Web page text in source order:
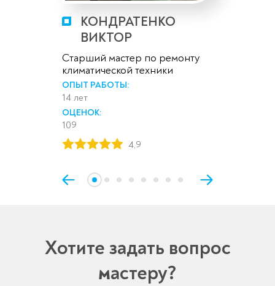
КОНДРАТЕНКО
ВИКТОР
Старший мастер по ремонту
климатической техники
ОПЫТ РАБОТЫ:
14 лет
ОЦЕНОК:
109
4,9
Хотите задать вопрос
мастеру?